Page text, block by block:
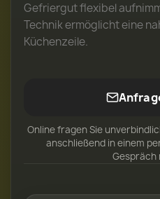
Gefriergut flexibel
Technik ermöglicht eine
Küchenzeile.
Online fragen Sie
anschließend in einem
Gespräch